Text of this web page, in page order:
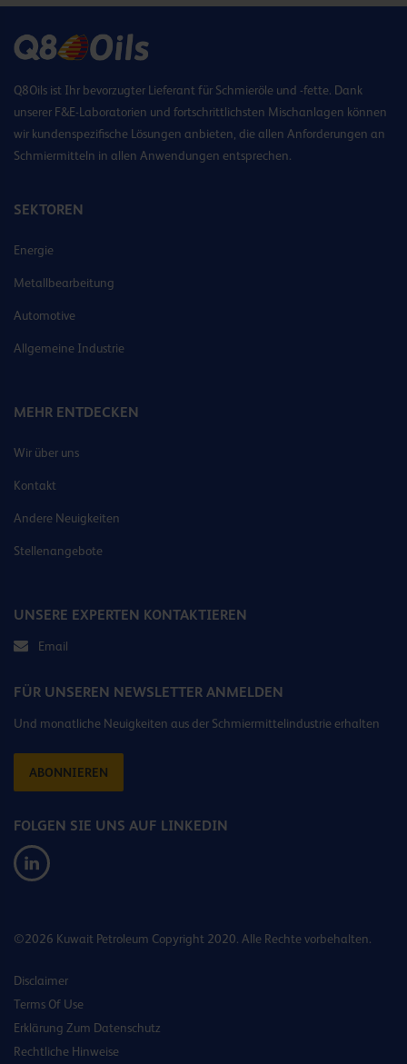
Q8Oils ist Ihr bevorzugter Lieferant für Schmieröle und -fette. Dank
unserer F&E-Laboratorien und fortschrittlichsten Mischanlagen können
wir kundenspezifische Lösungen anbieten, die allen Anforderungen an
Schmiermitteln in allen Anwendungen entsprechen.
SEKTOREN
Energie
Metallbearbeitung
Automotive
Allgemeine Industrie
MEHR ENTDECKEN
Wir über uns
Kontakt
Andere Neuigkeiten
Stellenangebote
UNSERE EXPERTEN KONTAKTIEREN
Email
FÜR UNSEREN NEWSLETTER ANMELDEN
Und monatliche Neuigkeiten aus der Schmiermittelindustrie erhalten
ABONNIEREN
FOLGEN SIE UNS AUF LINKEDIN
©2026 Kuwait Petroleum Copyright 2020. Alle Rechte vorbehalten.
Disclaimer
Terms Of Use
Erklärung Zum Datenschutz
Rechtliche Hinweise